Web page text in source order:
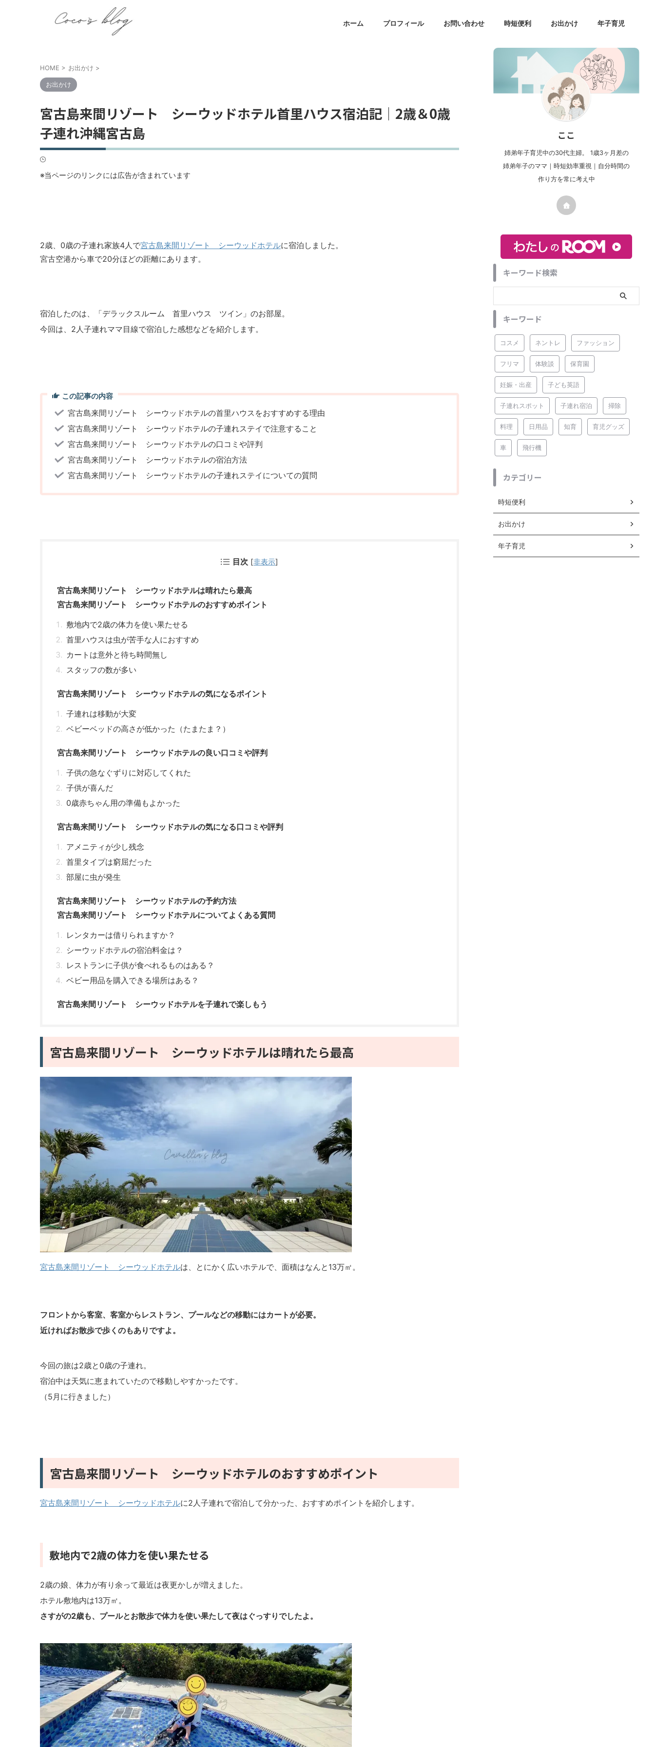
ホーム プロフィール お問い合わせ 時短便利 お出かけ 年子育児
HOME > お出かけ >
お出かけ
宮古島来間リゾート シーウッドホテル首里ハウス宿泊記｜2歳＆0歳
子連れ沖縄宮古島
※当ページのリンクには広告が含まれています
2歳、0歳の子連れ家族4人で宮古島来間リゾート シーウッドホテルに宿泊しました。
宮古空港から車で20分ほどの距離にあります。
宿泊したのは、「デラックスルーム 首里ハウス ツイン」のお部屋。
今回は、2人子連れママ目線で宿泊した感想などを紹介します。
この記事の内容
宮古島来間リゾート シーウッドホテルの首里ハウスをおすすめする理由
宮古島来間リゾート シーウッドホテルの子連れステイで注意すること
宮古島来間リゾート シーウッドホテルの口コミや評判
宮古島来間リゾート シーウッドホテルの宿泊方法
宮古島来間リゾート シーウッドホテルの子連れステイについての質問
目次 [非表示]
宮古島来間リゾート シーウッドホテルは晴れたら最高
宮古島来間リゾート シーウッドホテルのおすすめポイント
敷地内で2歳の体力を使い果たせる
首里ハウスは虫が苦手な人におすすめ
カートは意外と待ち時間無し
スタッフの数が多い
宮古島来間リゾート シーウッドホテルの気になるポイント
子連れは移動が大変
ベビーベッドの高さが低かった（たまたま？）
宮古島来間リゾート シーウッドホテルの良い口コミや評判
子供の急なぐずりに対応してくれた
子供が喜んだ
0歳赤ちゃん用の準備もよかった
宮古島来間リゾート シーウッドホテルの気になる口コミや評判
アメニティが少し残念
首里タイプは窮屈だった
部屋に虫が発生
宮古島来間リゾート シーウッドホテルの予約方法
宮古島来間リゾート シーウッドホテルについてよくある質問
レンタカーは借りられますか？
シーウッドホテルの宿泊料金は？
レストランに子供が食べれるものはある？
ベビー用品を購入できる場所はある？
宮古島来間リゾート シーウッドホテルを子連れで楽しもう
宮古島来間リゾート シーウッドホテルは晴れたら最高
宮古島来間リゾート シーウッドホテルは、とにかく広いホテルで、面積はなんと13万㎡。
フロントから客室、客室からレストラン、プールなどの移動にはカートが必要。
近ければお散歩で歩くのもありですよ。
今回の旅は2歳と0歳の子連れ。
宿泊中は天気に恵まれていたので移動しやすかったです。
（5月に行きました）
宮古島来間リゾート シーウッドホテルのおすすめポイント
宮古島来間リゾート シーウッドホテルに2人子連れで宿泊して分かった、おすすめポイントを紹介します。
敷地内で2歳の体力を使い果たせる
2歳の娘、体力が有り余って最近は夜更かしが増えました。
ホテル敷地内は13万㎡。
さすがの2歳も、プールとお散歩で体力を使い果たして夜はぐっすりでしたよ。
ここ
姉弟年子育児中の30代主婦。 1歳3ヶ月差の
姉弟年子のママ｜時短効率重視｜自分時間の
作り方を常に考え中
キーワード検索
キーワード
コスメ ネントレ ファッション
フリマ 体験談 保育園
妊娠・出産 子ども英語
子連れスポット 子連れ宿泊 掃除
料理 日用品 知育 育児グッズ
車 飛行機
カテゴリー
時短便利
お出かけ
年子育児